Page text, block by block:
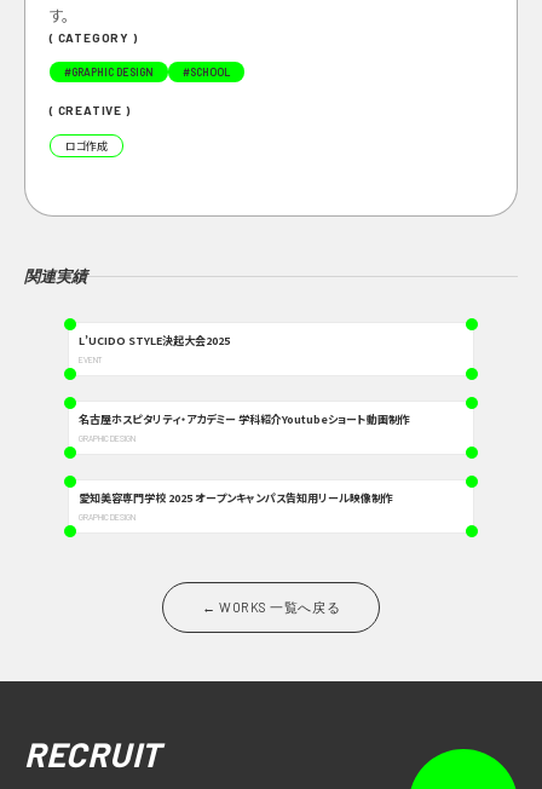
( CATEGORY )
#GRAPHIC DESIGN #SCHOOL
( CREATIVE )
ロゴ作成
す。
関連実績
L’UCIDO STYLE決起大会2025
EVENT
名古屋ホスピタリティ・アカデミー 学科紹介Youtubeショート動画制作
GRAPHIC DESIGN
愛知美容専門学校 2025 オープンキャンパス告知用リール映像制作
GRAPHIC DESIGN
← WORKS 一覧へ戻る
RECRUIT